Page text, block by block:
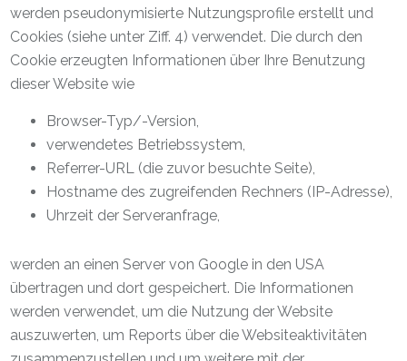
werden pseudonymisierte Nutzungsprofile erstellt und
Cookies (siehe unter Ziff. 4) verwendet. Die durch den
Cookie erzeugten Informationen über Ihre Benutzung
dieser Website wie
Browser-Typ/-Version,
verwendetes Betriebssystem,
Referrer-URL (die zuvor besuchte Seite),
Hostname des zugreifenden Rechners (IP-Adresse),
Uhrzeit der Serveranfrage,
werden an einen Server von Google in den USA
übertragen und dort gespeichert. Die Informationen
werden verwendet, um die Nutzung der Website
auszuwerten, um Reports über die Websiteaktivitäten